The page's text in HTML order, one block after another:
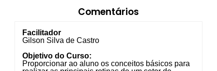
Comentários
Facilitador
Gilson Silva de Castro
Objetivo do Curso:
Proporcionar ao aluno os conceitos básicos para